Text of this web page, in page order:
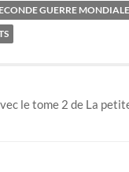
GUERRE MONDIALE
le tome 2 de La